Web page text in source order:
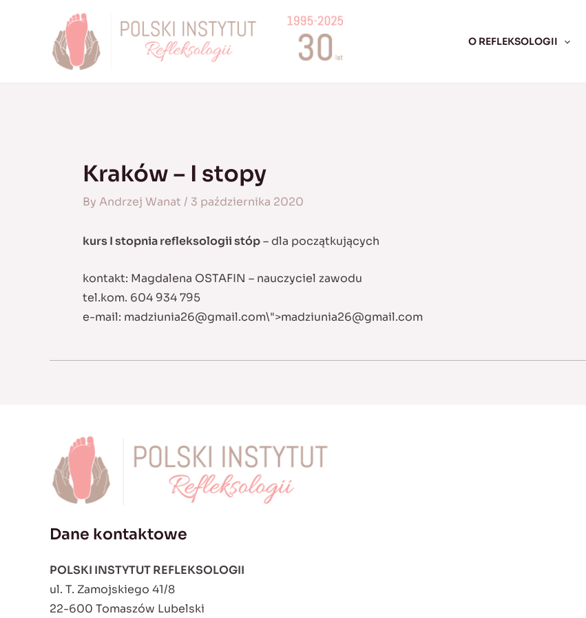
O REFLEKSOLOGII
Kraków – I stopy
By Andrzej Wanat / 3 października 2020
kurs I stopnia refleksologii stóp– dla początkujących
kontakt: Magdalena OSTAFIN – nauczyciel zawodu
tel.kom. 604 934 795
e-mail: madziunia26@gmail.com\">madziunia26@gmail.com
Dane kontaktowe
POLSKI INSTYTUT REFLEKSOLOGII
ul. T. Zamojskiego 41/8
22-600 Tomaszów Lubelski